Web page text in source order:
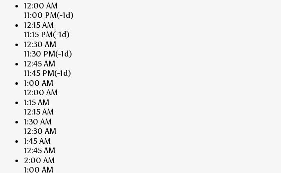
12:00 AM
11:00 PM(-1d)
12:15 AM
11:15 PM(-1d)
12:30 AM
11:30 PM(-1d)
12:45 AM
11:45 PM(-1d)
1:00 AM
12:00 AM
1:15 AM
12:15 AM
1:30 AM
12:30 AM
1:45 AM
12:45 AM
2:00 AM
1:00 AM